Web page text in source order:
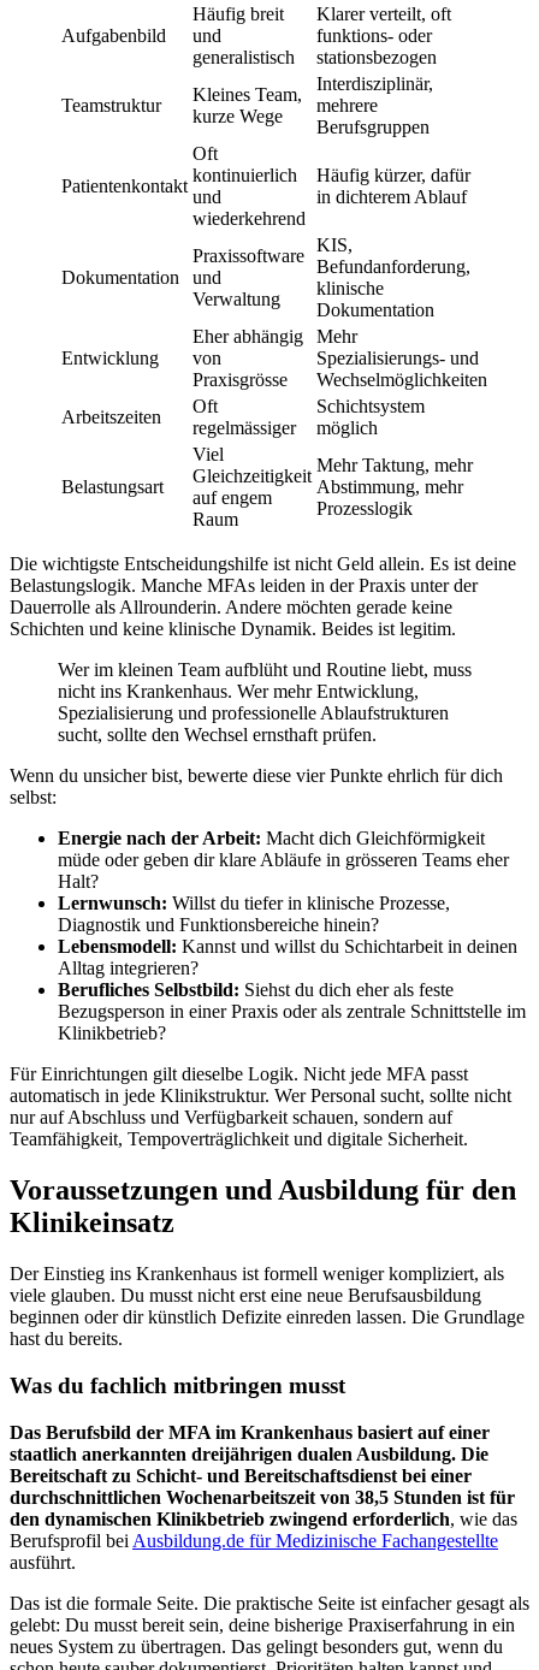
Aufgabenbild
Häufig breit
und
generalistisch
Klarer verteilt, oft
funktions- oder
stationsbezogen
Teamstruktur
Kleines Team,
kurze Wege
Interdisziplinär,
mehrere
Berufsgruppen
Patientenkontakt
Oft
kontinuierlich
und
wiederkehrend
Häufig kürzer, dafür
in dichterem Ablauf
Dokumentation
Praxissoftware
und
Verwaltung
KIS,
Befundanforderung,
klinische
Dokumentation
Entwicklung
Eher abhängig
von
Praxisgrösse
Mehr
Spezialisierungs- und
Wechselmöglichkeiten
Arbeitszeiten
Oft
regelmässiger
Schichtsystem
möglich
Belastungsart
Viel
Gleichzeitigkeit
auf engem
Raum
Mehr Taktung, mehr
Abstimmung, mehr
Prozesslogik
Die wichtigste Entscheidungshilfe ist nicht Geld allein. Es ist deine
Belastungslogik. Manche MFAs leiden in der Praxis unter der
Dauerrolle als Allrounderin. Andere möchten gerade keine
Schichten und keine klinische Dynamik. Beides ist legitim.
Wer im kleinen Team aufblüht und Routine liebt, muss
nicht ins Krankenhaus. Wer mehr Entwicklung,
Spezialisierung und professionelle Ablaufstrukturen
sucht, sollte den Wechsel ernsthaft prüfen.
Wenn du unsicher bist, bewerte diese vier Punkte ehrlich für dich
selbst:
Energie nach der Arbeit: Macht dich Gleichförmigkeit
müde oder geben dir klare Abläufe in grösseren Teams eher
Halt?
Lernwunsch: Willst du tiefer in klinische Prozesse,
Diagnostik und Funktionsbereiche hinein?
Lebensmodell: Kannst und willst du Schichtarbeit in deinen
Alltag integrieren?
Berufliches Selbstbild: Siehst du dich eher als feste
Bezugsperson in einer Praxis oder als zentrale Schnittstelle im
Klinikbetrieb?
Für Einrichtungen gilt dieselbe Logik. Nicht jede MFA passt
automatisch in jede Klinikstruktur. Wer Personal sucht, sollte nicht
nur auf Abschluss und Verfügbarkeit schauen, sondern auf
Teamfähigkeit, Tempoverträglichkeit und digitale Sicherheit.
Voraussetzungen und Ausbildung für den
Klinikeinsatz
Der Einstieg ins Krankenhaus ist formell weniger kompliziert, als
viele glauben. Du musst nicht erst eine neue Berufsausbildung
beginnen oder dir künstlich Defizite einreden lassen. Die Grundlage
hast du bereits.
Was du fachlich mitbringen musst
Das Berufsbild der MFA im Krankenhaus basiert auf einer
staatlich anerkannten dreijährigen dualen Ausbildung. Die
Bereitschaft zu Schicht- und Bereitschaftsdienst bei einer
durchschnittlichen Wochenarbeitszeit von 38,5 Stunden ist für
den dynamischen Klinikbetrieb zwingend erforderlich, wie das
Berufsprofil bei Ausbildung.de für Medizinische Fachangestellte
ausführt.
Das ist die formale Seite. Die praktische Seite ist einfacher gesagt als
gelebt: Du musst bereit sein, deine bisherige Praxiserfahrung in ein
neues System zu übertragen. Das gelingt besonders gut, wenn du